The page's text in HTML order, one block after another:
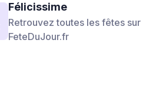
Félicissime
Retrouvez toutes les fêtes sur
FeteDuJour.fr